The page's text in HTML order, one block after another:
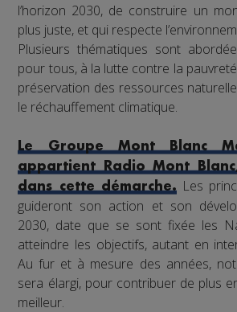
l’horizon 2030, de construire un
plus juste, et qui respecte
Plusieurs thématiques sont
pour tous, à la lutte contre la
préservation des ressources
le réchauffement climatique.
Le Groupe Mont Blanc
appartient Radio Mont
dans cette démarche.Les
guideront son action et son
2030, date que se sont fixée les
atteindre les objectifs, autant en
Au fur et à mesure des années,
sera élargi, pour contribuer de plus
meilleur.